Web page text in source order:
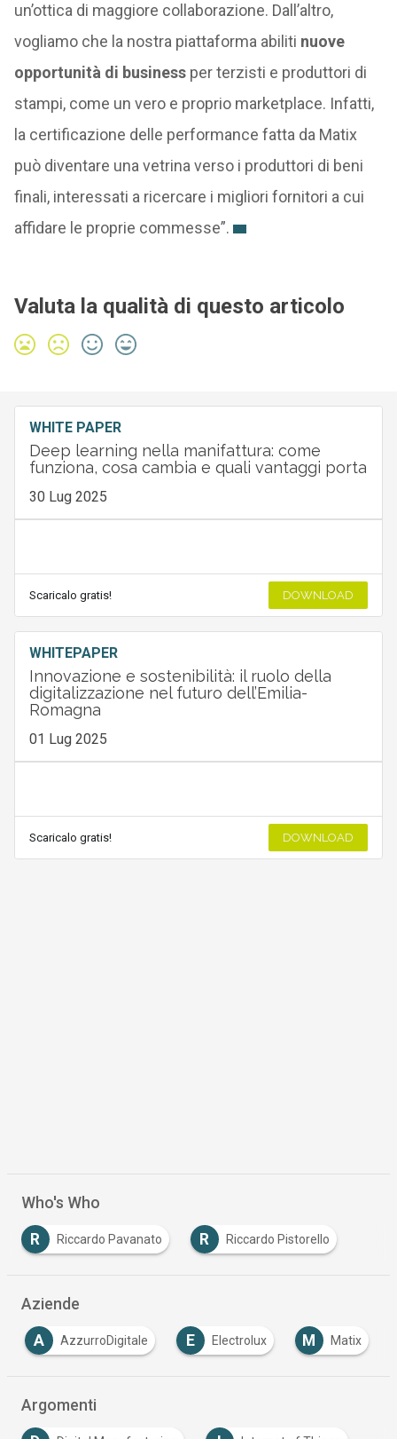
un’ottica di maggiore collaborazione. Dall’altro,
vogliamo che la nostra piattaforma abiliti nuove
opportunità di businessper terzisti e produttori di
stampi, come un vero e proprio marketplace. Infatti,
la certificazione delle performance fatta da Matix
può diventare una vetrina verso i produttori di beni
finali, interessati a ricercare i migliori fornitori a cui
affidare le proprie commesse”.
Valuta la qualità di questo articolo
WHITE PAPER
Deep learning nella manifattura: come
funziona, cosa cambia e quali vantaggi porta
30 Lug 2025
WHITEPAPER
Innovazione e sostenibilità: il ruolo della
Scaricalo gratis!